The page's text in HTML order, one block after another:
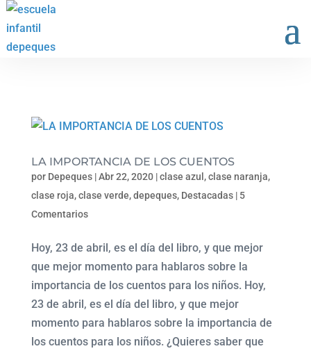
LA IMPORTANCIA DE LOS CUENTOS
por Depeques|Abr 22, 2020|clase azul ,clase naranja,
clase roja,clase verde,depeques, Destacadas| 5
Comentarios
Hoy, 23 de abril, es el día del libro, y que mejor
que mejor momento para hablaros sobre la
importancia de los cuentos para los niños. Hoy,
23 de abril, es el día del libro, y que mejor
momento para hablaros sobre la importancia de
los cuentos para los niños. ¿Quieres saber que